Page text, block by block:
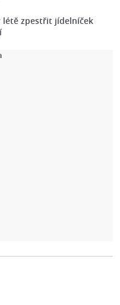
létě zpestřit jídelníček